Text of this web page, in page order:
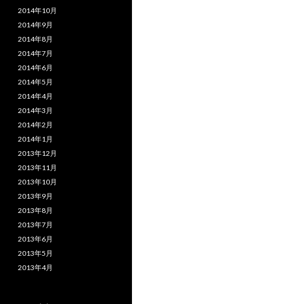
2014年10月
2014年9月
2014年8月
2014年7月
2014年6月
2014年5月
2014年4月
2014年3月
2014年2月
2014年1月
2013年12月
2013年11月
2013年10月
2013年9月
2013年8月
2013年7月
2013年6月
2013年5月
2013年4月